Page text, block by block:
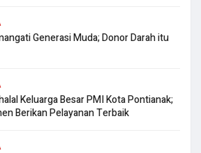
Generasi Muda; Donor Darah itu
Keluarga Besar PMI Kota Pontianak;
Berikan Pelayanan Terbaik